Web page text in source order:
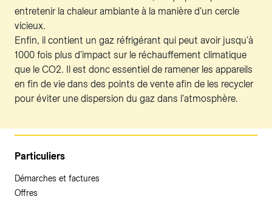
entretenir la chaleur ambiante à la manière d'un cercle
vicieux.
Enfin, il contient un gaz réfrigérant qui peut avoir jusqu'à
1000 fois plus d'impact sur le réchauffement climatique
que le CO2. Il est donc essentiel de ramener les appareils
en fin de vie dans des points de vente afin de les recycler
pour éviter une dispersion du gaz dans l'atmosphère.
Particuliers
Démarches et factures
Offres